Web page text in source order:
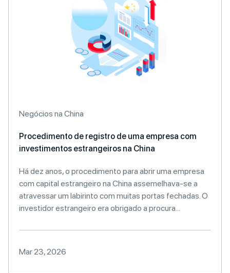
Negócios na China
Procedimento de registro de uma empresa com
investimentos estrangeiros na China
Há dez anos, o procedimento para abrir uma empresa
com capital estrangeiro na China assemelhava-se a
atravessar um labirinto com muitas portas fechadas. O
investidor estrangeiro era obrigado a procura...
Mar 23, 2026